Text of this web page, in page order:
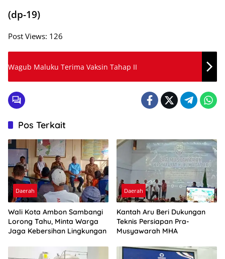
(dp-19)
Post Views: 126
Wagub Maluku Terima Vaksin Tahap II
Pos Terkait
Daerah
Wali Kota Ambon Sambangi
Lorong Tahu, Minta Warga
Jaga Kebersihan Lingkungan
Daerah
Kantah Aru Beri Dukungan
Teknis Persiapan Pra-
Musyawarah MHA